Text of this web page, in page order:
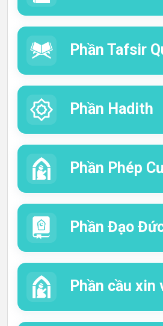
Phần Tafsir
Phần Hadith
Phần Phép Cư
Phần Đạo
Phần cầu xin